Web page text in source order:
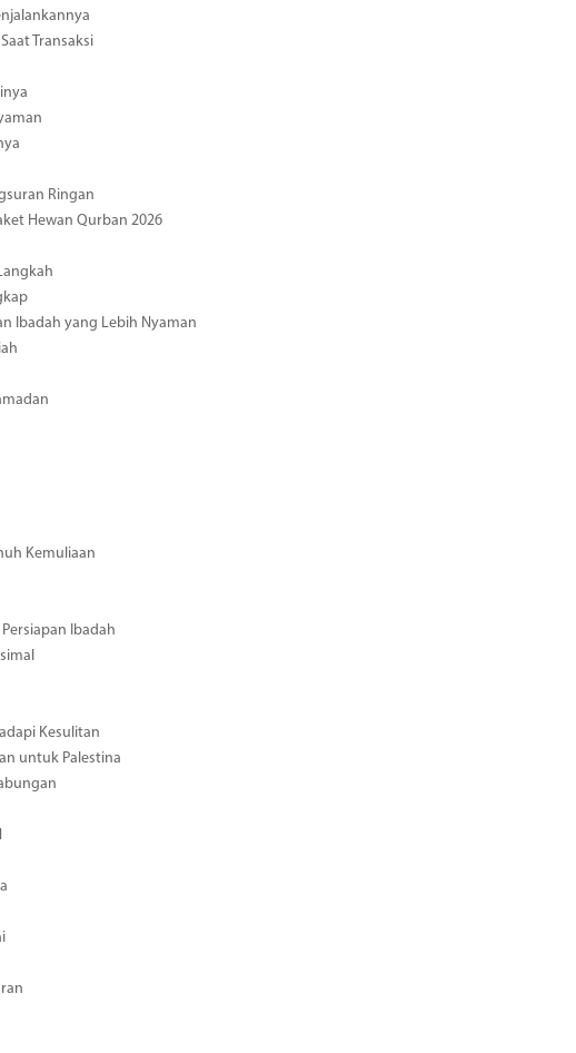
Transaksi
Ringan
Hewan Qurban 2026
Ibadah yang Lebih Nyaman
Kemuliaan
Ibadah
Kesulitan
untuk Palestina